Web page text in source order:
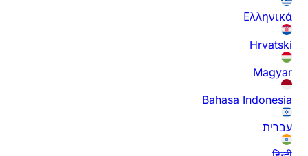
Ελληνικά
Hrvatski
Magyar
Bahasa Indonesia
עברית